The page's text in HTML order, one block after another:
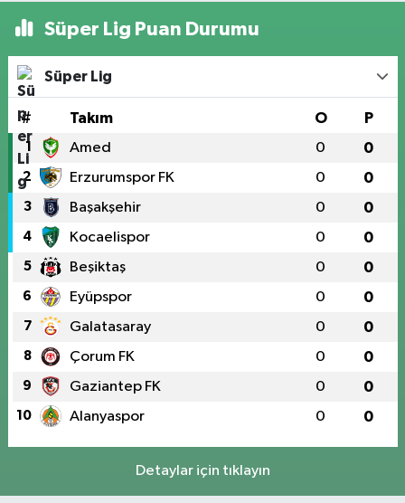
Süper Lig Puan Durumu
Süper Lig
# Takım O P
1 Amed 0 0
2 Erzurumspor FK 0 0
3 Başakşehir 0 0
4 Kocaelispor 0 0
5 Beşiktaş 0 0
6 Eyüpspor 0 0
7 Galatasaray 0 0
8 Çorum FK 0 0
9 Gaziantep FK 0 0
10 Alanyaspor 0 0
Detaylar için tıklayın